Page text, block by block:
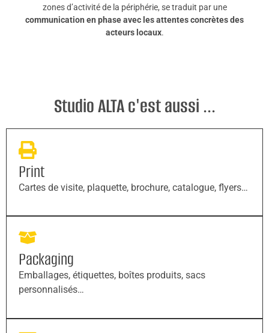
zones d’activité de la périphérie, se traduit par une
communication en phase avec les attentes concrètes des
acteurs locaux.
Studio ALTA c'est aussi ...
Print
Cartes de visite, plaquette, brochure, catalogue, flyers…
Packaging
Emballages, étiquettes, boîtes produits, sacs
personnalisés…